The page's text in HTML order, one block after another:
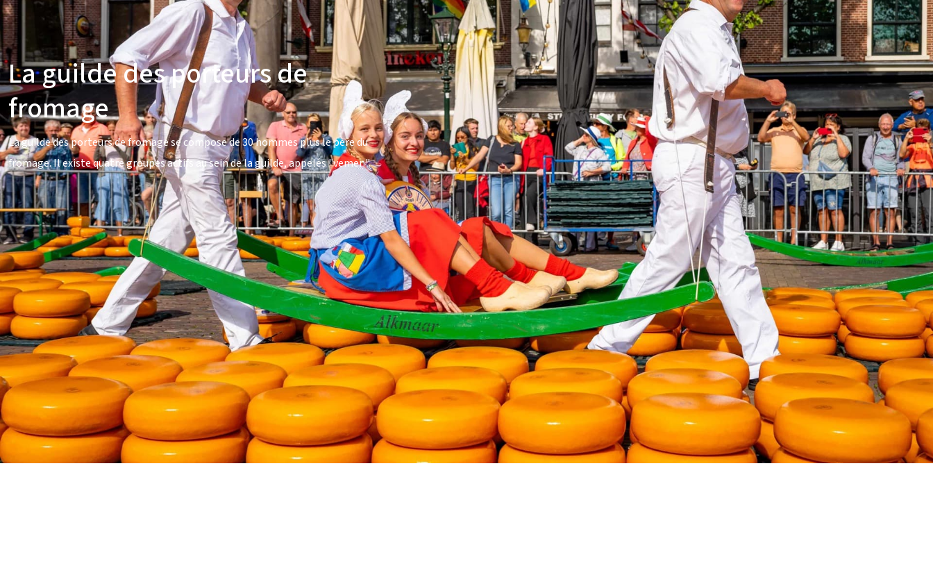
La guilde des porteurs de
fromage
La guilde des porteurs de fromage se compose de 30 hommes plus le père du
fromage. Il existe quatre groupes actifs au sein de la guilde, appelés "vemen".